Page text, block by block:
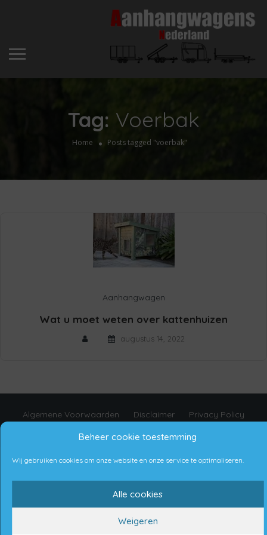
Beheer cookie toestemming
Wij gebruiken cookies om onze website en onze service te optimaliseren.
Alle cookies
Weigeren
Tag: Voerbak
Home Posts tagged "voerbak"
Aanhangwagen
Wat u moet weten over kattenhuizen
augustus 14, 2022
Algemene Voorwaarden Disclaimer
Privacy Policy
Proudly made by Bremic Digital Services